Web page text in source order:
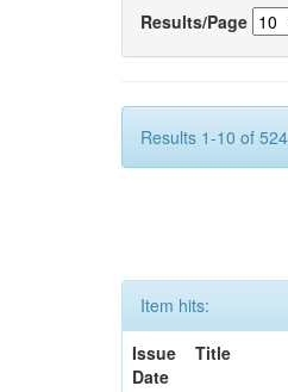
Results/Page
Results 1-10 of
Item hits:
Issue
Date
Title